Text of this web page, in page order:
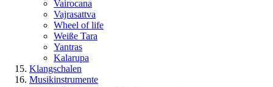
Vairocana
Vajrasattva
Wheel of life
Weiße Tara
Yantras
Kalarupa
Klangschalen
Musikinstrumente